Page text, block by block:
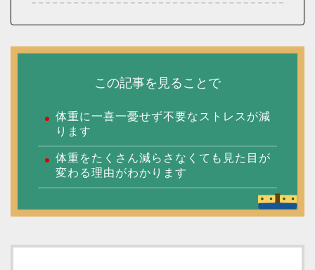
この記事を見ることで
体重に一喜一憂せず不要なストレスが減
ります
体重をたくさん減らさなくても見た目が
変わる理由がわかります